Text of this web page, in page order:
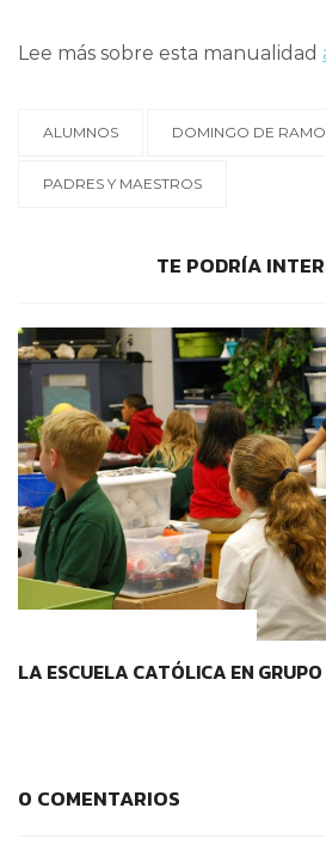
Lee más sobre esta manualidad
ALUMNOS DOMINGO DE
PADRES Y MAESTROS
TE PODRÍA
LA ESCUELA CATÓLICA EN GRUPO
0 COMENTARIOS